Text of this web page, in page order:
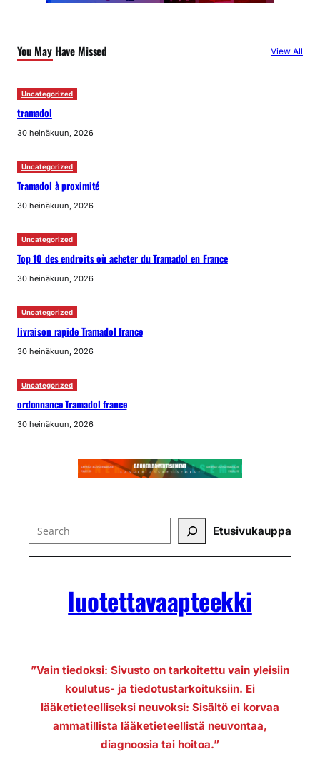
You May Have Missed View All
Uncategorized
tramadol
30 heinäkuun, 2026
Uncategorized
Tramadol à proximité
30 heinäkuun, 2026
Uncategorized
Top 10 des endroits où acheter du Tramadol en France
30 heinäkuun, 2026
Uncategorized
livraison rapide Tramadol france
30 heinäkuun, 2026
Uncategorized
ordonnance Tramadol france
30 heinäkuun, 2026
Search Etusivukauppa
luotettavaapteekki
”Vain tiedoksi: Sivusto on tarkoitettu vain yleisiin
koulutus- ja tiedotustarkoituksiin. Ei
lääketieteelliseksi neuvoksi: Sisältö ei korvaa
ammatillista lääketieteellistä neuvontaa,
diagnoosia tai hoitoa.”